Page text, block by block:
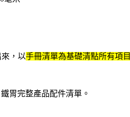
，以手冊清單為基礎清點所有項目
胃完整產品配件清單。